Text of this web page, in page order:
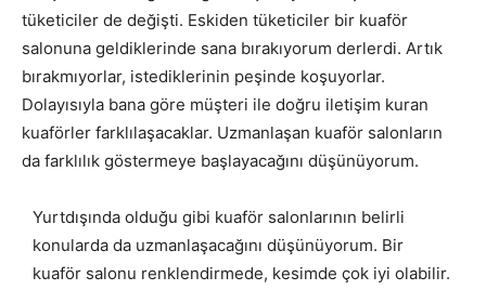
tüketiciler de değişti. Eskiden tüketiciler bir kuaför
salonuna geldiklerinde sana bırakıyorum derlerdi. Artık
bırakmıyorlar, istediklerinin peşinde koşuyorlar.
Dolayısıyla bana göre müşteri ile doğru iletişim kuran
kuaförler farklılaşacaklar. Uzmanlaşan kuaför salonların
da farklılık göstermeye başlayacağını düşünüyorum.
Yurtdışında olduğu gibi kuaför salonlarının belirli
konularda da uzmanlaşacağını düşünüyorum. Bir
kuaför salonu renklendirmede, kesimde çok iyi olabilir.